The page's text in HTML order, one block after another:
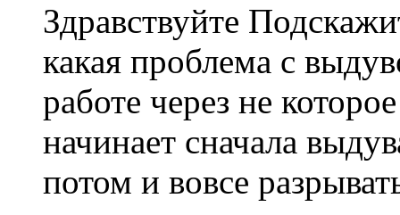
Здравствуйте
какая проблема с
работе через не
начинает сначала
потом и вовсе